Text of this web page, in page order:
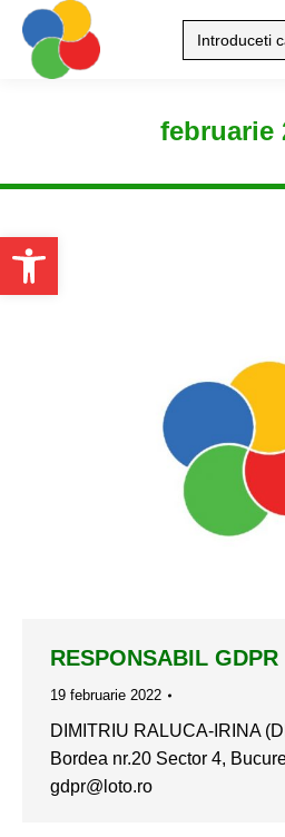
Open toolbar
Search:
februarie
RESPONSABIL GDPR
19 februarie 2022
DIMITRIU RALUCA-IRINA
Bordea nr.20 Sector 4,
gdpr@loto.ro